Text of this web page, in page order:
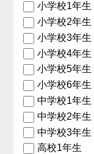
小学校1年生
小学校2年生
小学校3年生
小学校4年生
小学校5年生
小学校6年生
中学校1年生
中学校2年生
中学校3年生
高校1年生